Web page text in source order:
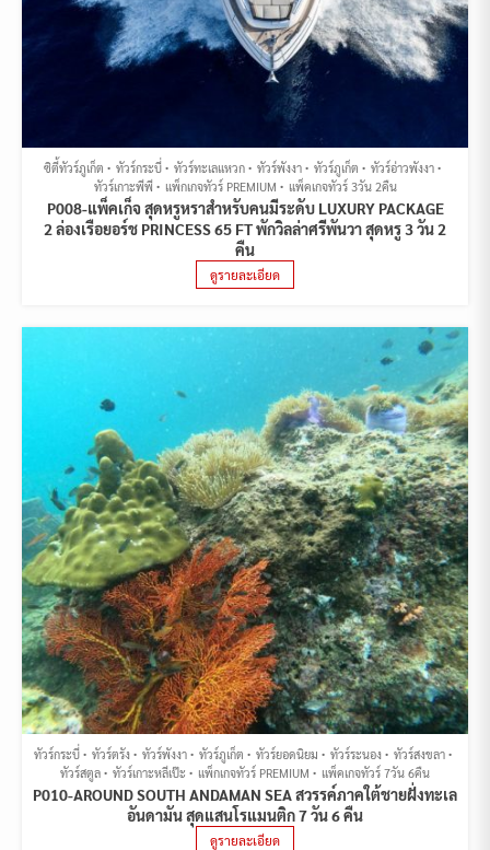
ซิตี้ทัวร์ภูเก็ต ทัวร์กระบี่ ทัวร์ทะเลแหวก ทัวร์พังงา ทัวร์ภูเก็ต
ทัวร์อ่าวพังงา
ทัวร์เกาะพีพี
แพ็กเกจทัวร์ PREMIUM แพ็คเกจทัวร์ 3วัน 2คืน
P008-แพ็คเก็จ สุดหรูหราสำหรับคนมีระดับ LUXURY PACKAGE
2 ล่องเรือยอร์ช PRINCESS 65 FT พักวิลล่าศรีพันวา สุดหรู 3 วัน 2
คืน
ดูรายละเอียด
ทัวร์กระบี่ ทัวร์ตรัง ทัวร์พังงา ทัวร์ภูเก็ต ทัวร์ยอดนิยม ทัวร์ระนอง
ทัวร์สงขลา
ทัวร์สตูล
ทัวร์เกาะหลีเป๊ะ แพ็กเกจทัวร์ PREMIUM แพ็คเกจทัวร์ 7วัน 6คืน
P010-AROUND SOUTH ANDAMAN SEA สวรรค์ภาคใต้ชายฝั่งทะเล
อันดามัน สุดแสนโรแมนติก 7 วัน 6 คืน
ดูรายละเอียด